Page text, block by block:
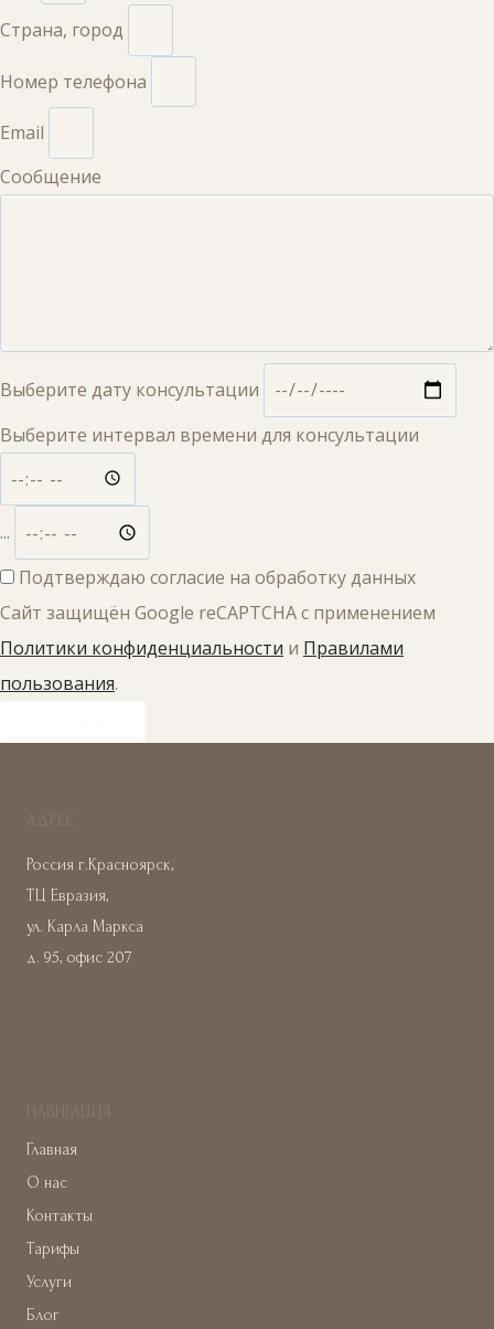
Страна, город
Номер телефона
Email
Сообщение
Выберите дату консультации
Выберите интервал времени для консультации
...
Подтверждаю согласие на обработку данных
Сайт защищён Google reCAPTCHA с применением
Политики конфиденциальности и Правилами
пользования.
Россия г.Красноярск,
ТЦ Евразия,
ул. Карла Маркса
д. 95, офис 207
Главная
О нас
Контакты
Тарифы
Услуги
Блог